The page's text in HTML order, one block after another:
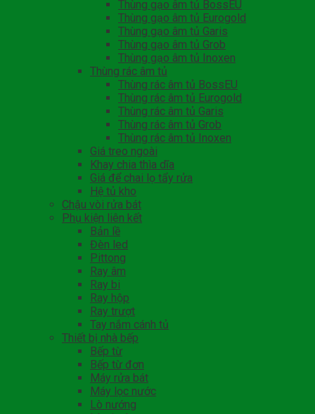
Thùng gạo âm tủ BossEU
Thùng gạo âm tủ Eurogold
Thùng gạo âm tủ Garis
Thùng gạo âm tủ Grob
Thùng gạo âm tủ Inoxen
Thùng rác âm tủ
Thùng rác âm tủ BossEU
Thùng rác âm tủ Eurogold
Thùng rác âm tủ Garis
Thùng rác âm tủ Grob
Thùng rác âm tủ Inoxen
Giá treo ngoài
Khay chia thìa dĩa
Giá để chai lọ tẩy rửa
Hệ tủ kho
Chậu vòi rửa bát
Phụ kiện liên kết
Bản lề
Đèn led
Pittong
Ray âm
Ray bi
Ray hộp
Ray trượt
Tay nắm cánh tủ
Thiết bị nhà bếp
Bếp từ
Bếp từ đơn
Máy rửa bát
Máy lọc nước
Lò nướng